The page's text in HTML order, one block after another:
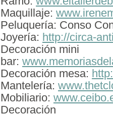
Maquillaje:
Peluquería: Conso
Joyería: http://circa-
Decoración mini
bar:
Decoración mesa:
Mantelería:
Mobiliario:
Decoración